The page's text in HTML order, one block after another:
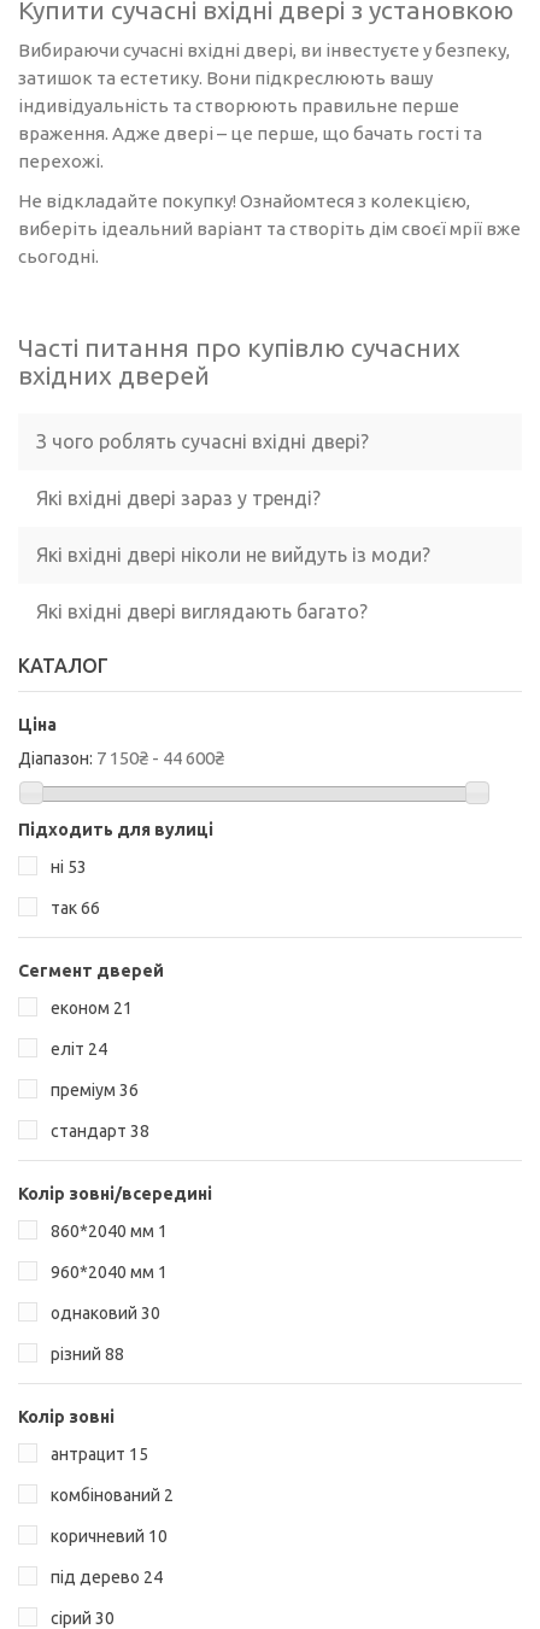
Купити сучасні вхідні двері з установкою
Вибираючи сучасні вхідні двері, ви інвестуєте у безпеку,
затишок та естетику. Вони підкреслюють вашу
індивідуальність та створюють правильне перше
враження. Адже двері – це перше, що бачать гості та
перехожі.
Не відкладайте покупку! Ознайомтеся з колекцією,
виберіть ідеальний варіант та створіть дім своєї мрії вже
сьогодні.
Часті питання про купівлю сучасних
вхідних дверей
З чого роблять сучасні вхідні двері?
Які вхідні двері зараз у тренді?
Які вхідні двері ніколи не вийдуть із моди?
Які вхідні двері виглядають багато?
КАТАЛОГ
Ціна
Діапазон: 7 150₴ - 44 600₴
Підходить для вулиці
ні 53
так66
Сегмент дверей
економ 21
еліт 24
преміум 36
стандарт 38
Колір зовні/всередині
860*2040 мм 1
960*2040 мм 1
однаковий 30
різний 88
Колір зовні
антрацит 15
комбінований 2
коричневий 10
під дерево 24
сірий 30